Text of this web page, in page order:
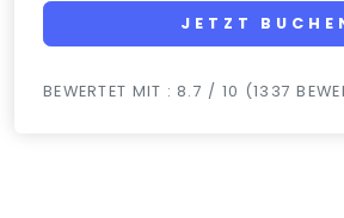
JETZT
BEWERTET MIT : 8.7 / 10 (1337